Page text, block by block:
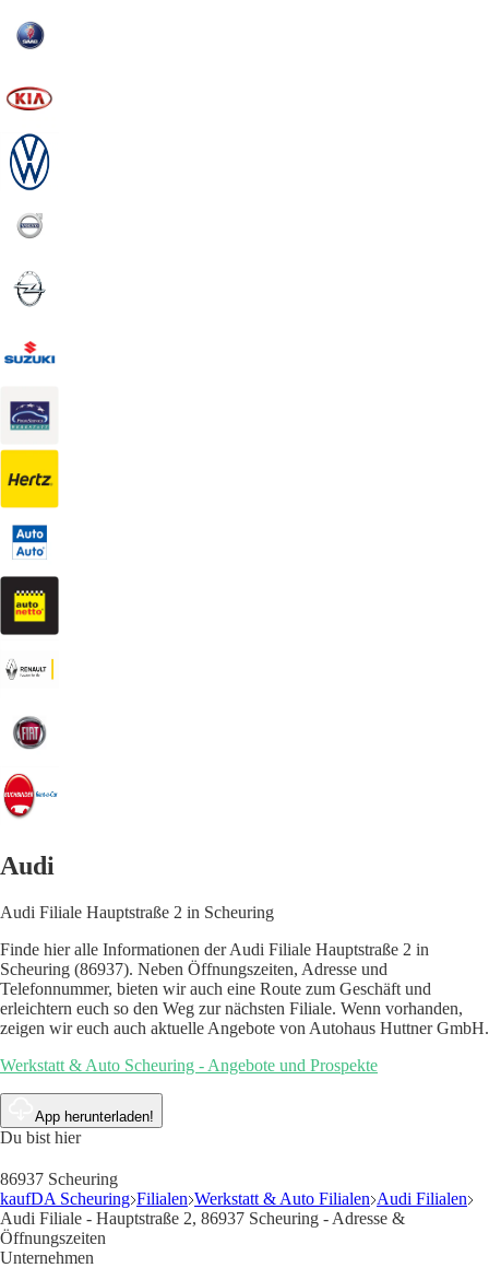
Audi
Audi Filiale Hauptstraße 2 in Scheuring
Finde hier alle Informationen der Audi Filiale Hauptstraße 2 in
Scheuring (86937). Neben Öffnungszeiten, Adresse und
Telefonnummer, bieten wir auch eine Route zum Geschäft und
erleichtern euch so den Weg zur nächsten Filiale. Wenn vorhanden,
zeigen wir euch auch aktuelle Angebote von Autohaus Huttner GmbH.
Werkstatt & Auto Scheuring - Angebote und Prospekte
App herunterladen!
Du bist hier
86937 Scheuring
kaufDA Scheuring Filialen Werkstatt & Auto Filialen Audi Filialen
Audi Filiale - Hauptstraße 2, 86937 Scheuring - Adresse &
Öffnungszeiten
Unternehmen